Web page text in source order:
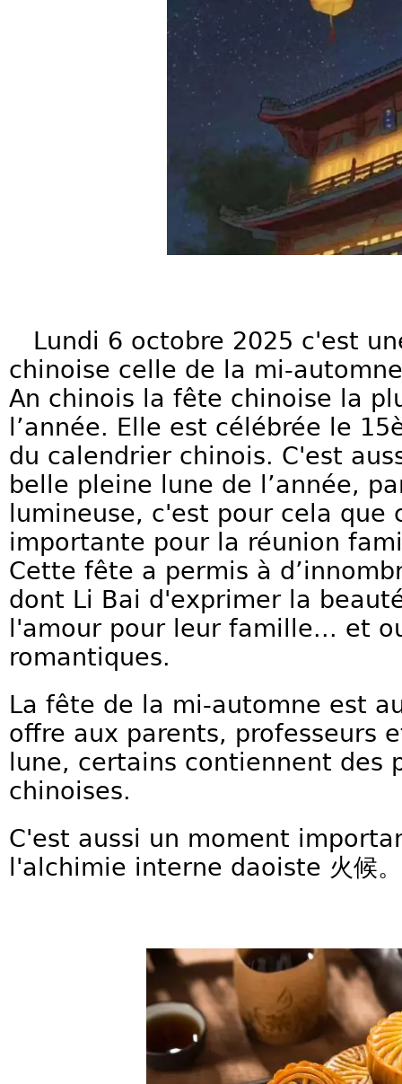
Lundi 6 octobre 2025 c'est
chinoise celle de la mi-
An chinois la fête chinoise la
l’année. Elle est célébrée le
du calendrier chinois. C'est
belle pleine lune de l’année,
lumineuse, c'est pour cela que
importante pour la réunion
Cette fête a permis à
dont Li Bai d'exprimer la
l'amour pour leur famille... et
romantiques.
La fête de la mi-automne est
offre aux parents, professeurs
lune, certains contiennent des
chinoises.
C'est aussi un moment
l'alchimie interne daoiste 火候。